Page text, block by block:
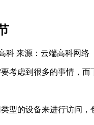
科 来源：云端高科网络
考虑到很多的事情，而
型的设备来进行访问